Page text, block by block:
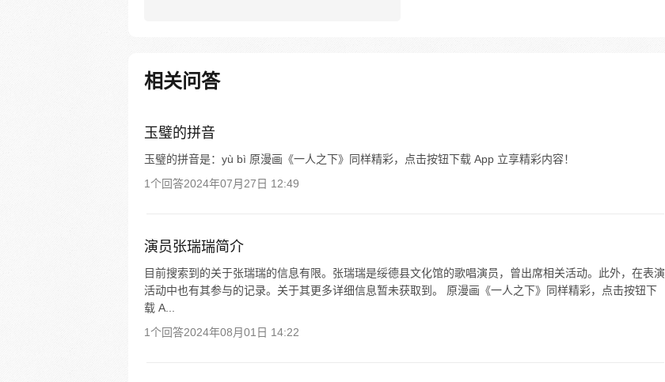
相关问答
玉璧的拼音
玉璧的拼音是：yù bì 原漫画《一人之下》同样精彩，点击按钮下载 App 立享精彩内容！
1个回答2024年07月27日 12:49
演员张瑞瑞简介
目前搜索到的关于张瑞瑞的信息有限。张瑞瑞是绥德县文化馆的歌唱演员，曾出席相关活动。此外，在表演
活动中也有其参与的记录。关于其更多详细信息暂未获取到。 原漫画《一人之下》同样精彩，点击按钮下
载 A...
1个回答2024年08月01日 14:22